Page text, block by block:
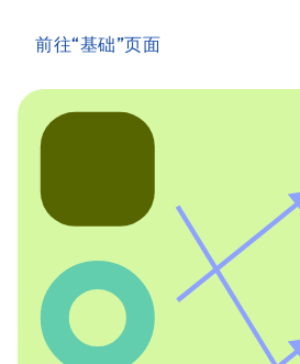
前往“基础”页面